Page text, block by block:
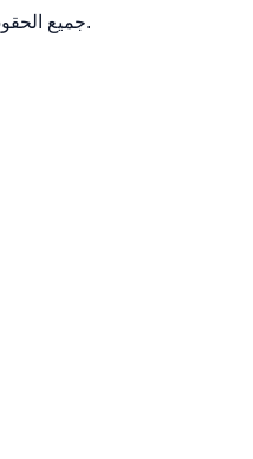
© 2026 Kalstein. جميع الحقوق محفوظة.